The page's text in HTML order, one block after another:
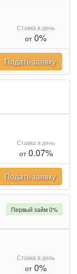
Ставка в день
от0%
Подать заявку
Ставка в день
от0.07%
Подать заявку
Ставка в день
от0%
Первый займ 0%